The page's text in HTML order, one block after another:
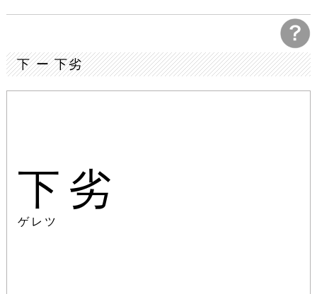
下 ー 下劣
下劣
ゲレツ